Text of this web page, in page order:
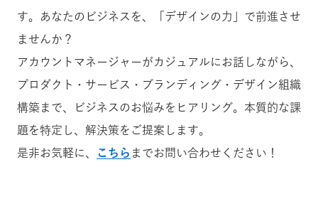
す。あなたのビジネスを、「デザインの力」で前進させ
ませんか？
アカウントマネージャーがカジュアルにお話しながら、
プロダクト・サービス・ブランディング・デザイン組織
構築まで、ビジネスのお悩みをヒアリング。本質的な課
題を特定し、解決策をご提案します。
是非お気軽に、
こちら までお問い合わせください！